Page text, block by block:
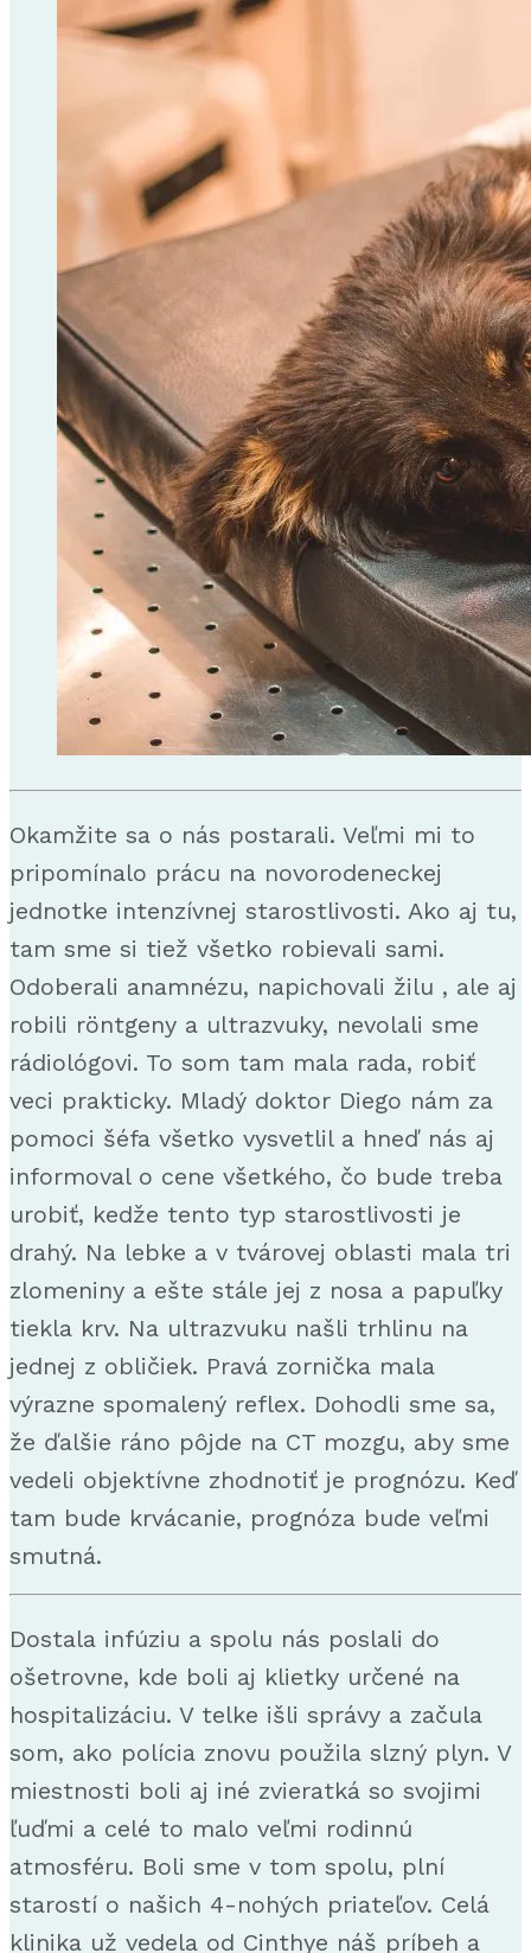
Okamžite sa o nás postarali. Veľmi mi to
pripomínalo prácu na novorodeneckej
jednotke intenzívnej starostlivosti. Ako aj tu,
tam sme si tiež všetko robievali sami.
Odoberali anamnézu, napichovali žilu , ale aj
robili röntgeny a ultrazvuky, nevolali sme
rádiológovi. To som tam mala rada, robiť
veci prakticky. Mladý doktor Diego nám za
pomoci šéfa všetko vysvetlil a hneď nás aj
informoval o cene všetkého, čo bude treba
urobiť, kedže tento typ starostlivosti je
drahý. Na lebke a v tvárovej oblasti mala tri
zlomeniny a ešte stále jej z nosa a papuľky
tiekla krv. Na ultrazvuku našli trhlinu na
jednej z obličiek. Pravá zornička mala
výrazne spomalený reflex. Dohodli sme sa,
že ďalšie ráno pôjde na CT mozgu, aby sme
vedeli objektívne zhodnotiť je prognózu. Keď
tam bude krvácanie, prognóza bude veľmi
smutná.
Dostala infúziu a spolu nás poslali do
ošetrovne, kde boli aj klietky určené na
hospitalizáciu. V telke išli správy a začula
som, ako polícia znovu použila slzný plyn. V
miestnosti boli aj iné zvieratká so svojimi
ľuďmi a celé to malo veľmi rodinnú
atmosféru. Boli sme v tom spolu, plní
starostí o našich 4-nohých priateľov. Celá
klinika už vedela od Cinthye náš príbeh a